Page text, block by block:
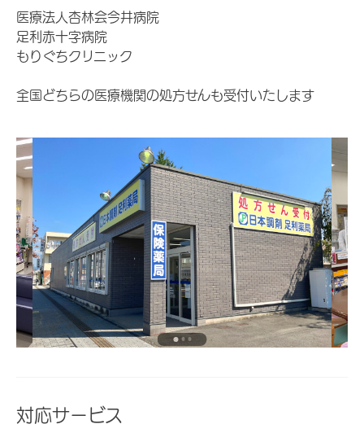
医療法人杏林会今井病院
足利赤十字病院
もりぐちクリニック
全国どちらの医療機関の処方せんも受付いたします
対応サービス